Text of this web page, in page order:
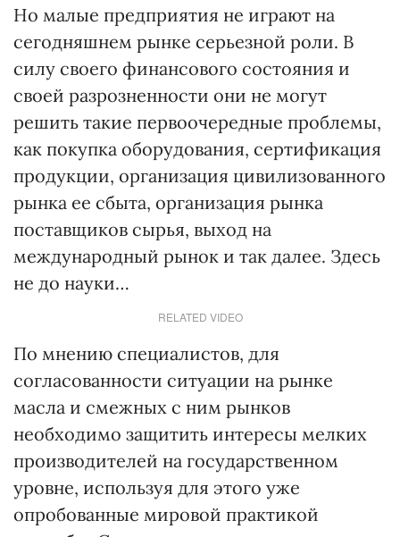
Но малые предприятия не играют на
сегодняшнем рынке серьезной роли. В
силу своего финансового состояния и
своей разрозненности они не могут
решить такие первоочередные проблемы,
как покупка оборудования, сертификация
продукции, организация цивилизованного
рынка ее сбыта, организация рынка
поставщиков сырья, выход на
международный рынок и так далее. Здесь
не до науки…
RELATED VIDEO
По мнению специалистов, для
согласованности ситуации на рынке
масла и смежных с ним рынков
необходимо защитить интересы мелких
производителей на государственном
уровне, используя для этого уже
опробованные мировой практикой